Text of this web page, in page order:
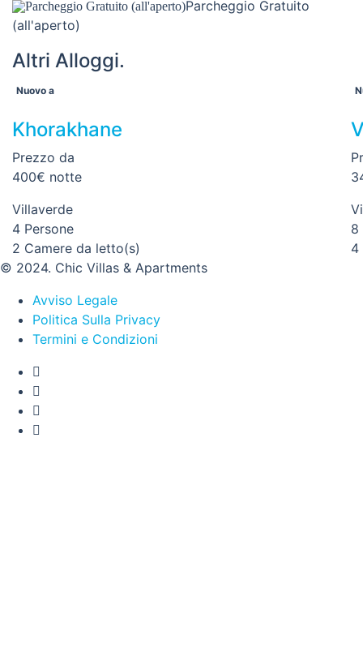
Parcheggio Gratuito
(all'aperto)
Altri Alloggi.
Nuovo a
Khorakhane
Prezzo da
400€ notte
Villaverde
4 Persone
2 Camere da letto(s)
8
4
© 2024. Chic Villas & Apartments
Avviso Legale
Politica Sulla Privacy
Termini e Condizioni